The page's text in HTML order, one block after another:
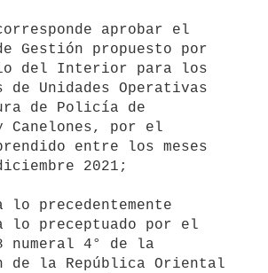
Gestión propuesto por
del Interior para los
de Unidades Operativas
de Policía de
Canelones, por el
entre los meses
2021;
lo preceptuado por el
numeral 4° de la
de la República Oriental